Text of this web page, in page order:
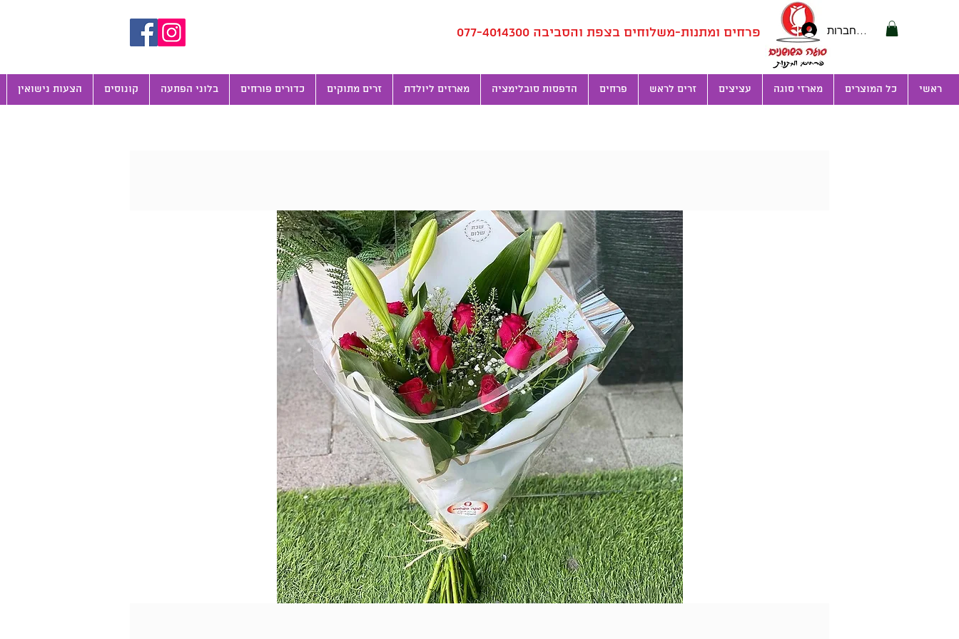
להתחברות פרחים ומתנות-משלוחים בצפת והסביבה 077-4014300
ראשי כל המוצרים מארזי סוגה עציצים זרים לראש פרחים הדפסות סובלימציה מארזים ליולדת זרים מתוקים כדורים פורחים בלוני הפתעה קונוסים הצעות נישואין